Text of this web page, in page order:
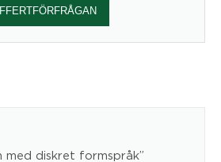
-
Abstracta
med diskret formspråk”